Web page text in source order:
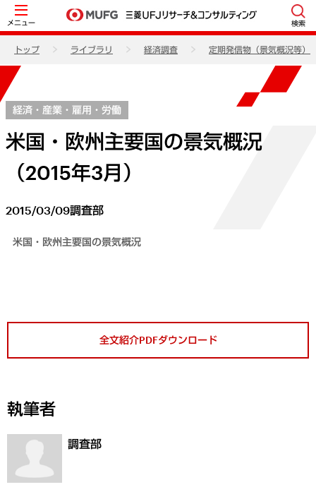
メニュー 検索
トップ ライブラリ 経済調査 定期発信物（景気概況等）
経済・産業・雇用・労働
米国・欧州主要国の景気概況
（2015年3月）
2015/03/09調査部
米国・欧州主要国の景気概況
全文紹介PDFダウンロード
執筆者
調査部